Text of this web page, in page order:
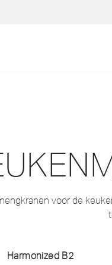
voor de
Harmonized B2